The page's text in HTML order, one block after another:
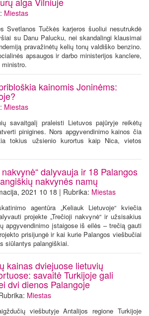
Miestas
Svetlanos Tučkės karjeros šuoliui nesutrukdė
su Danu Palucku, nei skandalingi klausimai
pravažinėtų kelių tonų valdiško benzino.
apsaugos ir darbo ministerijos kanclere,
kainomis Joninėms:
Miestas
savaitgalį praleisti Lietuvos pajūryje reikėtų
pinigines. Nors apgyvendinimo kainos čia
tokius užsienio kurortus kaip Nica, vietos
dalyvauja ir 18 Palangos
nakvynės namų
2021 10 18 | Rubrika: Miestas
agentūra „Keliauk Lietuvoje“ kviečia
projekte „Trečioji nakvynė“ ir užsisakius
apgyvendinimo įstaigose iš eilės – trečią gauti
prisijungė ir kai kurie Palangos viešbučiai
siūlantys palangiškiai.
kainas dviejuose lietuvių
savaitė Turkijoje gali
dvi dienos Palangoje
Miestas
viešbutyje Antalijos regione Turkijoje